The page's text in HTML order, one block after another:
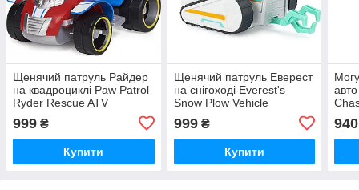
Щенячий патруль Райдер
на квадроциклі Paw Patrol
Ryder Rescue ATV
999 ₴
Купити
Щенячий патруль Еверест
на снігоході Everest's
Snow Plow Vehicle
999₴
Купити
940